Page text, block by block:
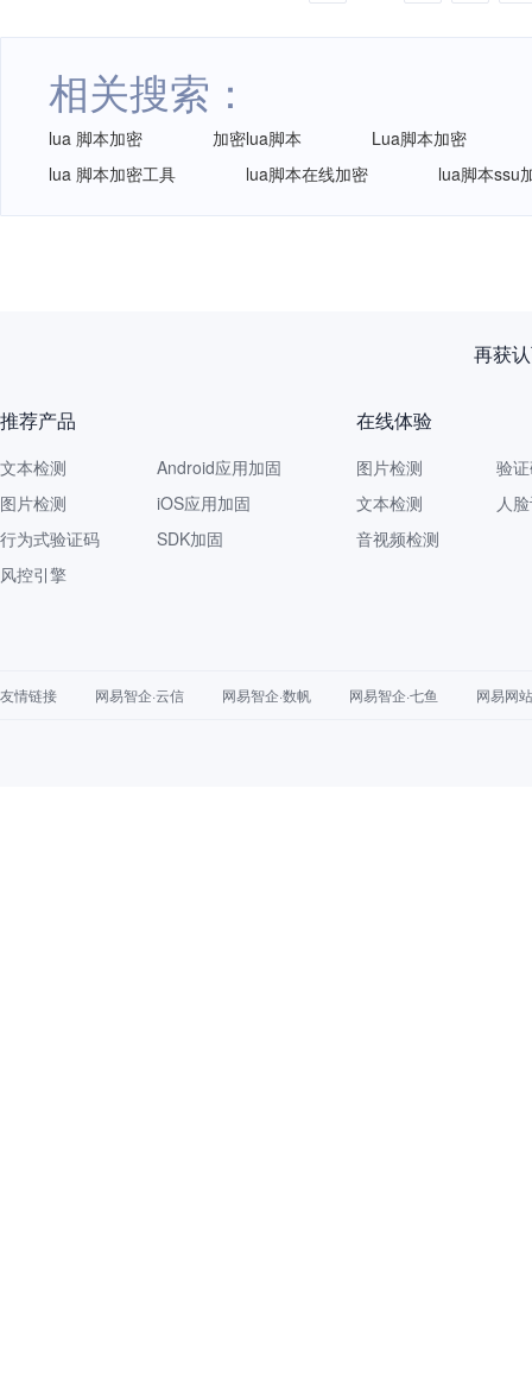
相关搜索：
lua 脚本加密 加密lua脚本
Lua脚本加密
lua 脚本加密工具
lua脚本在线加密 lua脚本ssu
再获
推荐产品
文本检测
图片检测
行为式验证码
风控引擎
Android应用加固
iOS应用加固
SDK加固
在线体验
图片检测
文本检测
音视频检测
验
人
友情链接 网易智企·云信 网易智企·数帆 网易智企·七鱼 网易网